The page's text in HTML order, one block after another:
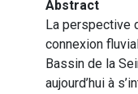
Abstract
La perspective
connexion
Bassin de la
aujourd’hui à